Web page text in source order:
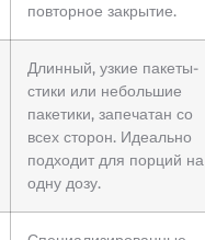
повторное закрытие.
Длинный, узкие пакеты-
стики или небольшие
пакетики, запечатан со
всех сторон. Идеально
подходит для порций на
одну дозу.